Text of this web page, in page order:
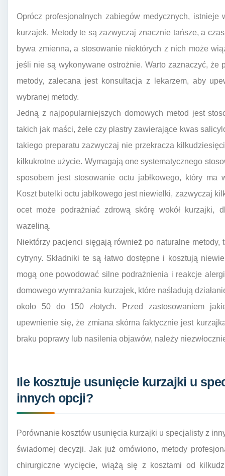
Oprócz profesjonalnych zabiegów medycznych,
kurzajek. Metody te są zazwyczaj znacznie tańsze, a
bywa zmienna, a stosowanie niektórych z nich może
jeśli nie są wykonywane ostrożnie. Warto zaznaczyć,
metody, zalecana jest konsultacja z lekarzem, aby
wybranej metody.
Jedną z najpopularniejszych domowych metod jest
takich jak maści, żele czy plastry zawierające kwas
takiego preparatu zazwyczaj nie przekracza
kilkukrotne użycie. Wymagają one systematycznego
sposobem jest stosowanie octu jabłkowego, który ma
Koszt butelki octu jabłkowego jest niewielki, zazwyczaj
ocet może podrażniać zdrową skórę wokół kurzajki,
wazeliną.
Niektórzy pacjenci sięgają również po naturalne
cytryny. Składniki te są łatwo dostępne i kosztują
mogą one powodować silne podrażnienia i reakcje
domowego wymrażania kurzajek, które naśladują
około 50 do 150 złotych. Przed zastosowaniem
upewnienie się, że zmiana skórna faktycznie jest
braku poprawy lub nasilenia objawów, należy
Ile kosztuje usunięcie kurzajki u
innych opcji?
Porównanie kosztów usunięcia kurzajki u specjalisty z
świadomej decyzji. Jak już omówiono, metody
chirurgiczne wycięcie, wiążą się z kosztami od